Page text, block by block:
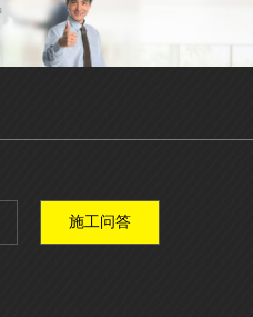
伙伴 我们
施工问答